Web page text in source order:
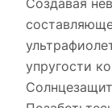
Создавая
упругости